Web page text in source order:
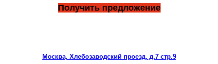
Получить предложение
Москва, Хлебозаводский проезд, д.7 стр.9